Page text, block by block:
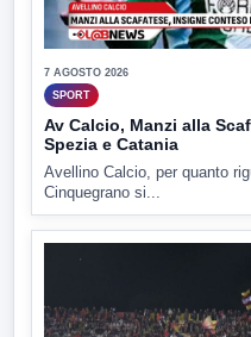
7 AGOSTO 2026
SPORT
Av Calcio, Manzi alla
Spezia e Catania
Avellino Calcio, per quanto
Cinquegrano si...